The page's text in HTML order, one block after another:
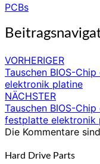
PCBs
VORHERIGER
Tauschen BIOS-
elektronik platine
NÄCHSTER
Tauschen BIOS-
festplatte elektronik
Die Kommentare
Hard Drive Parts